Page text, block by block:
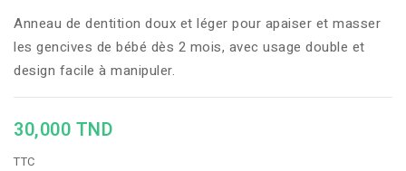
Anneau de dentition doux et léger pour apaiser et masser
les gencives de bébé dès 2 mois, avec usage double et
design facile à manipuler.
30,000 TND
TTC